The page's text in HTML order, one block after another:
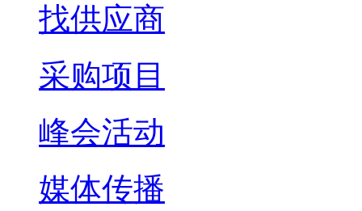
找供应商
采购项目
峰会活动
媒体传播